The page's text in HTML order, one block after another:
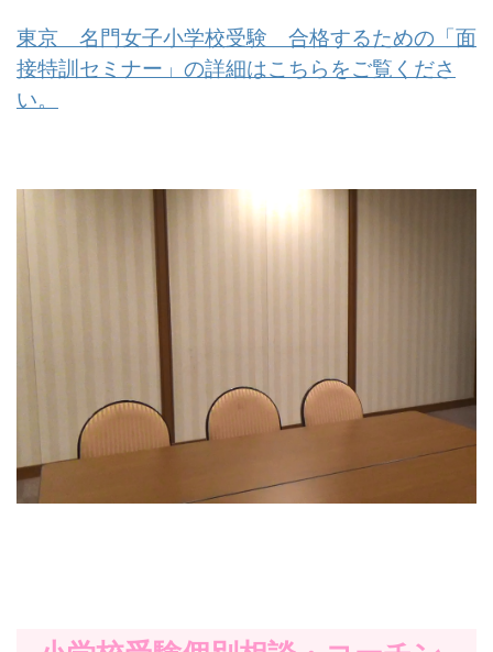
東京 名門女子小学校受験 合格するための「面
接特訓セミナー」の詳細はこちらをご覧くださ
い。